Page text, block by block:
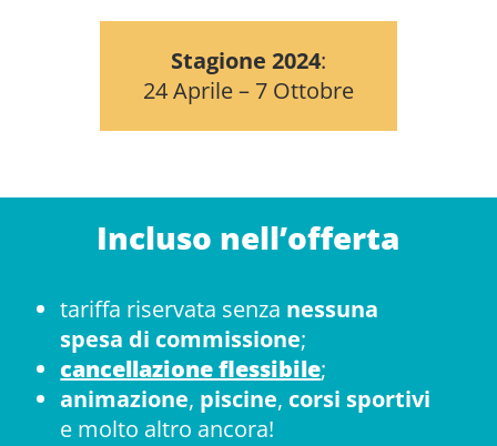
Stagione 2024:
24 Aprile – 7 Ottobre
Incluso nell’offerta
tariffa riservata senza nessuna
spesa di commissione;
cancellazione flessibile;
animazione, piscine, corsi sportivi
e molto altro ancora!